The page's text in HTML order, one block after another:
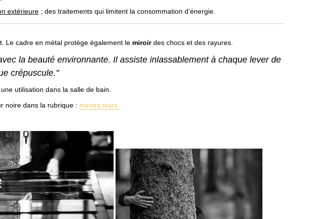
extérieure; des traitements qui limitent la consommation d’énergie.
Le cadre en métal protège également le miroirdes chocs et des rayures.
la beauté environnante. Il assiste inlassablement à chaque lever de
crépuscule."
utilisation dans la salle de bain.
noire dans la rubrique : miroirs noirs.